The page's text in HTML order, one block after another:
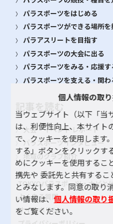
パラスポーツをはじめる
パラスポーツができる場所を
パラアスリートを目指す
パラスポーツの大会に出る
パラスポーツをみる・応援す
パラスポーツを支える・関わ
大会・イベント レポート
パラスポーツインタビュー
地域のクラブ紹介
TOKYOパラスポーツ・ナビと
よくある質問
サイトポリシー
個人情報の取
当ウェブサイト（以下「当
は、利便性向上、本サイト
で、クッキーを使用します
する」ボタンをクリックす
めにクッキーを使用するこ
携先や 委託先と共有する
とみなします。同意の取り
い情報は、個人情報の取り
をご覧ください。